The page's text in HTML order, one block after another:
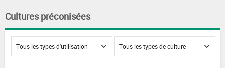
Cultures préconisées